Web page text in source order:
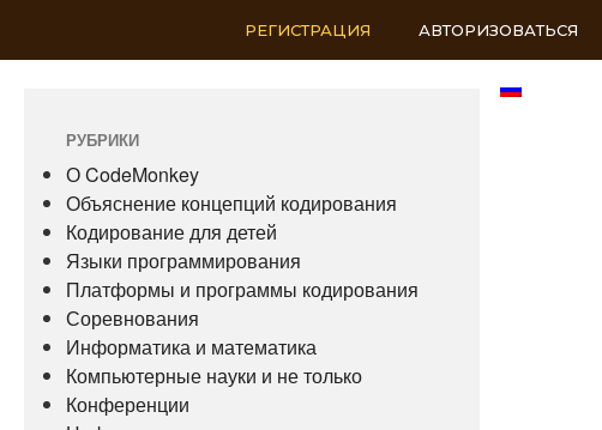
РЕГИСТРАЦИЯ АВТОРИЗОВАТЬСЯ
РУБРИКИ
О CodeMonkey
Объяснение концепций кодирования
Кодирование для детей
Языки программирования
Платформы и программы кодирования
Соревнования
Информатика и математика
Компьютерные науки и не только
Конференции